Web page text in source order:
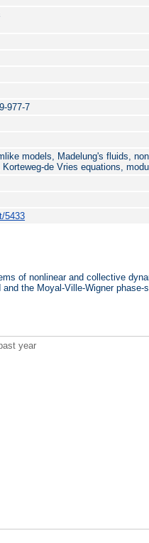
977-7
models, Madelung's fluids,
de Vries equations,
5433
of nonlinear and collective
the Moyal-Ville-Wigner phase-
year